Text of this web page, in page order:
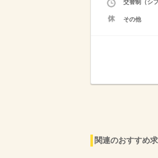
交替制（シ
その他
関連のおすすめ